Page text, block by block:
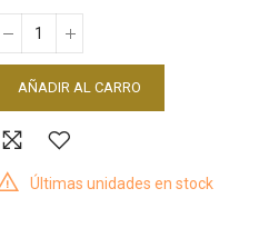
AÑADIR AL CARRO
Últimas unidades en stock